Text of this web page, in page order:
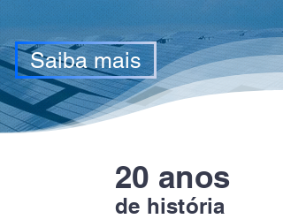
Saiba mais
20 anos
de história